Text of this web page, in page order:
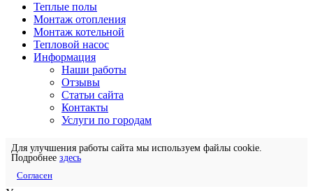
Теплые полы
Монтаж отопления
Монтаж котельной
Тепловой насос
Информация
Наши работы
Отзывы
Статьи сайта
Контакты
Услуги по городам
Для улучшения работы сайта мы используем файлы cookie.
Подробнее здесь
Согласен